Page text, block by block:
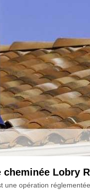
Lobry
une opération